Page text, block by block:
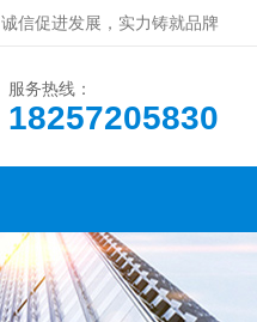
诚信促进发展，实力铸就品牌
服务热线：
18257205830